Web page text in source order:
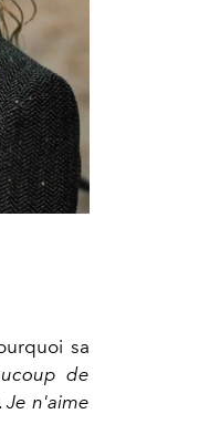
sa
de
Je n'aime